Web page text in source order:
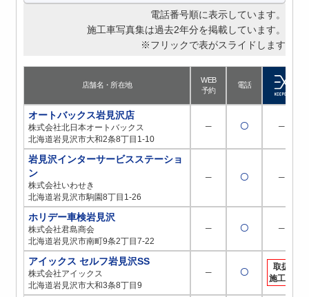
電話番号順に表示しています。
施工車写真集は過去2年分を掲載しています。
※フリックで表がスライドします
店舗名・所在地
WEB
予約
電話
オートバックス岩見沢店
株式会社北日本オートバックス
北海道岩見沢市大和2条8丁目1-10
─ 〇 ─
岩見沢インターサービスステーショ
ン
株式会社いわせき
北海道岩見沢市駒園8丁目1-26
─ 〇 ─
ホリデー車検岩見沢
株式会社君島商会
北海道岩見沢市南町9条2丁目7-22
─ 〇 ─
アイックス セルフ岩見沢SS
株式会社アイックス
北海道岩見沢市大和3条8丁目9
─ 〇
取扱
施工店